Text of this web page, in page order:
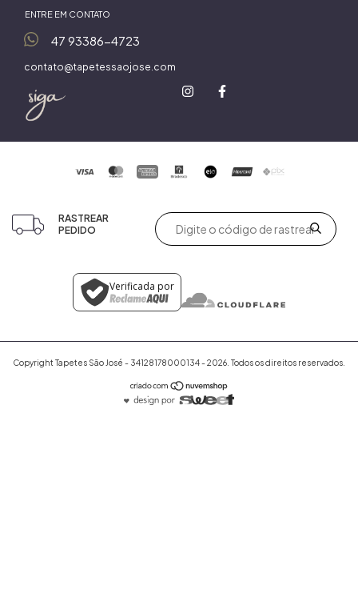
ENTRE EM CONTATO
47 93386-4723
contato@tapetessaojose.com
RASTREAR
PEDIDO
Verificada por
Copyright Tapetes São José - 34128178000134 - 2026. Todos os direitos reservados.